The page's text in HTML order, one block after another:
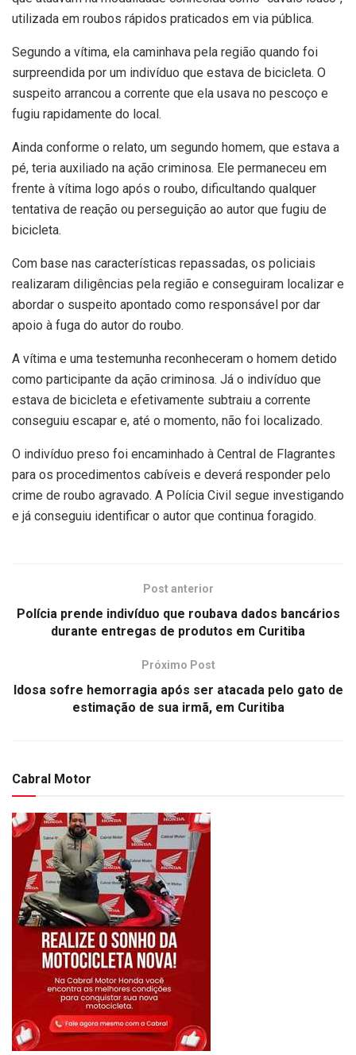
utilizada em roubos rápidos praticados em via pública.
Segundo a vítima, ela caminhava pela região quando foi
surpreendida por um indivíduo que estava de bicicleta. O
suspeito arrancou a corrente que ela usava no pescoço e
fugiu rapidamente do local.
Ainda conforme o relato, um segundo homem, que estava a
pé, teria auxiliado na ação criminosa. Ele permaneceu em
frente à vítima logo após o roubo, dificultando qualquer
tentativa de reação ou perseguição ao autor que fugiu de
bicicleta.
Com base nas características repassadas, os policiais
realizaram diligências pela região e conseguiram localizar e
abordar o suspeito apontado como responsável por dar
apoio à fuga do autor do roubo.
A vítima e uma testemunha reconheceram o homem detido
como participante da ação criminosa. Já o indivíduo que
estava de bicicleta e efetivamente subtraiu a corrente
conseguiu escapar e, até o momento, não foi localizado.
O indivíduo preso foi encaminhado à Central de Flagrantes
para os procedimentos cabíveis e deverá responder pelo
crime de roubo agravado. A Polícia Civil segue investigando
e já conseguiu identificar o autor que continua foragido.
Post anterior
Polícia prende indivíduo que roubava dados bancários
durante entregas de produtos em Curitiba
Próximo Post
Idosa sofre hemorragia após ser atacada pelo gato de
estimação de sua irmã, em Curitiba
Cabral Motor